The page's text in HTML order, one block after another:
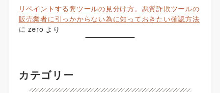
リペイントする糞ツールの見分け方。悪質詐欺ツールの
販売業者に引っかからない為に知っておきたい確認方法
にzero より
カテゴリー